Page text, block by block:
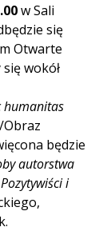
w Sali
się
Otwarte
wokół
humanitas
Obraz
będzie
autorstwa
Pozytywiści i